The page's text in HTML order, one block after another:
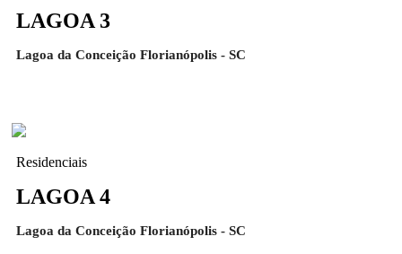
LAGOA 3
Lagoa da Conceição Florianópolis - SC
Residenciais
LAGOA 4
Lagoa da Conceição Florianópolis - SC